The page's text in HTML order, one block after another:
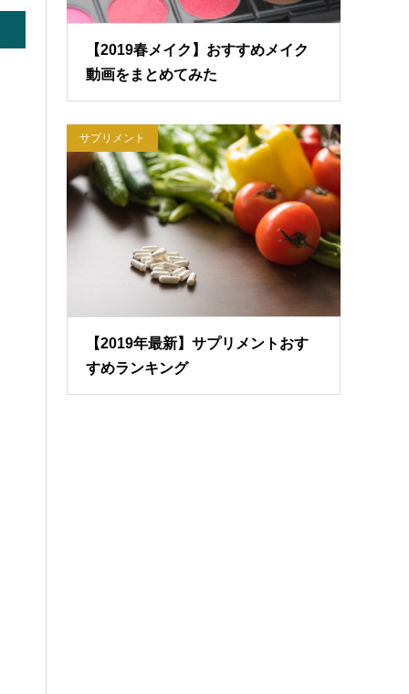
【2019春メイク】おすすめメイク
動画をまとめてみた
サプリメント
【2019年最新】サプリメントおす
すめランキング